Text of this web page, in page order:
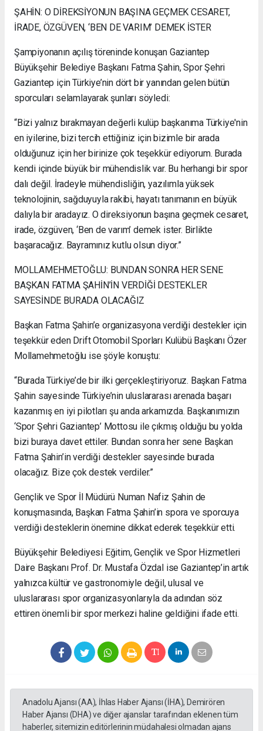
ŞAHİN: O DİREKSİYONUN BAŞINA GEÇMEK CESARET,
İRADE, ÖZGÜVEN, ‘BEN DE VARIM’ DEMEK İSTER
Şampiyonanın açılış töreninde konuşan Gaziantep
Büyükşehir Belediye Başkanı Fatma Şahin, Spor Şehri
Gaziantep için Türkiye’nin dört bir yanından gelen bütün
sporcuları selamlayarak şunları söyledi:
“Bizi yalnız bırakmayan değerli kulüp başkanıma Türkiye'nin
en iyilerine, bizi tercih ettiğiniz için bizimle bir arada
olduğunuz için her birinize çok teşekkür ediyorum. Burada
kendi içinde büyük bir mühendislik var. Bu herhangi bir spor
dalı değil. İradeyle mühendisliğin, yazılımla yüksek
teknolojinin, sağduyuyla rakibi, hayatı tanımanın en büyük
dalıyla bir aradayız. O direksiyonun başına geçmek cesaret,
irade, özgüven, ‘Ben de varım’ demek ister. Birlikte
başaracağız. Bayramınız kutlu olsun diyor.”
MOLLAMEHMETOĞLU: BUNDAN SONRA HER SENE
BAŞKAN FATMA ŞAHİN’İN VERDİĞİ DESTEKLER
SAYESİNDE BURADA OLACAĞIZ
Başkan Fatma Şahin’e organizasyona verdiği destekler için
teşekkür eden Drift Otomobil Sporları Kulübü Başkanı Özer
Mollamehmetoğlu ise şöyle konuştu:
“Burada Türkiye’de bir ilki gerçekleştiriyoruz. Başkan Fatma
Şahin sayesinde Türkiye’nin uluslararası arenada başarı
kazanmış en iyi pilotları şu anda arkamızda. Başkanımızın
‘Spor Şehri Gaziantep’ Mottosu ile çıkmış olduğu bu yolda
bizi buraya davet ettiler. Bundan sonra her sene Başkan
Fatma Şahin’in verdiği destekler sayesinde burada
olacağız. Bize çok destek verdiler.”
Gençlik ve Spor İl Müdürü Numan Nafiz Şahin de
konuşmasında, Başkan Fatma Şahin’in spora ve sporcuya
verdiği desteklerin önemine dikkat ederek teşekkür etti.
Büyükşehir Belediyesi Eğitim, Gençlik ve Spor Hizmetleri
Daire Başkanı Prof. Dr. Mustafa Özdal ise Gaziantep’in artık
yalnızca kültür ve gastronomiyle değil, ulusal ve
uluslararası spor organizasyonlarıyla da adından söz
ettiren önemli bir spor merkezi haline geldiğini ifade etti.
Anadolu Ajansı (AA), İhlas Haber Ajansı (İHA), Demirören
Haber Ajansı (DHA) ve diğer ajanslar tarafından eklenen tüm
haberler, sitemizin editörlerinin müdahalesi olmadan ajans